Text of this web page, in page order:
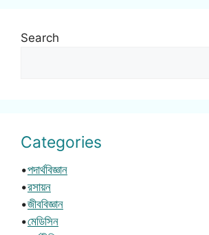
Search
Categories
•পদার্থবিজ্ঞান
•রসায়ন
•জীববিজ্ঞান
•মেডিসিন